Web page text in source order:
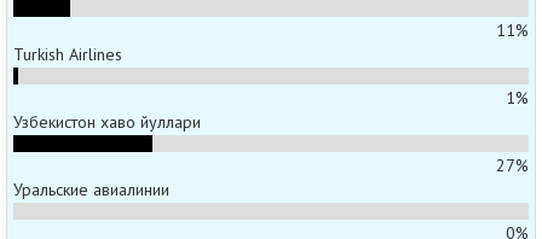
11%
Turkish Airlines
1%
Узбекистон хаво йуллари
27%
Уральские авиалинии
0%